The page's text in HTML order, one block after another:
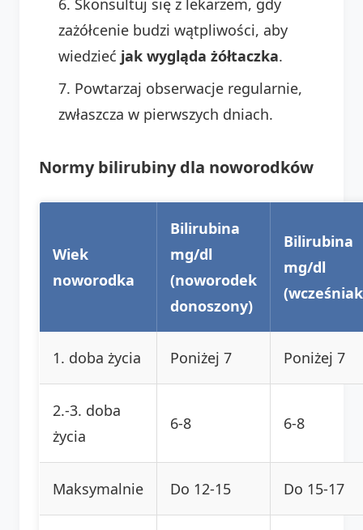
zażółcenie budzi wątpliwości, aby
wiedzieć jak wygląda żółtaczka.
Powtarzaj obserwacje regularnie,
zwłaszcza w pierwszych dniach.
Normy bilirubiny dla noworodków
Wiek
noworodka
Bilirubina
mg/dl
(noworodek
donoszony)
Bilirubina
mg/dl
1. doba życia Poniżej 7 Poniżej 7
2.-3. doba
życia
6-8 6-8
Maksymalnie Do 12-15 Do 15-17